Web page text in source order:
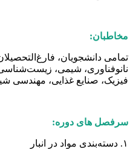
مخاطبان:
تمامی دانشجویان،
نانوفناوری، شیمی،
فیزیک، صنایع غذایی، مهندسی
سرفصل های دوره:
۱. دسته‌بندی مواد در انبار